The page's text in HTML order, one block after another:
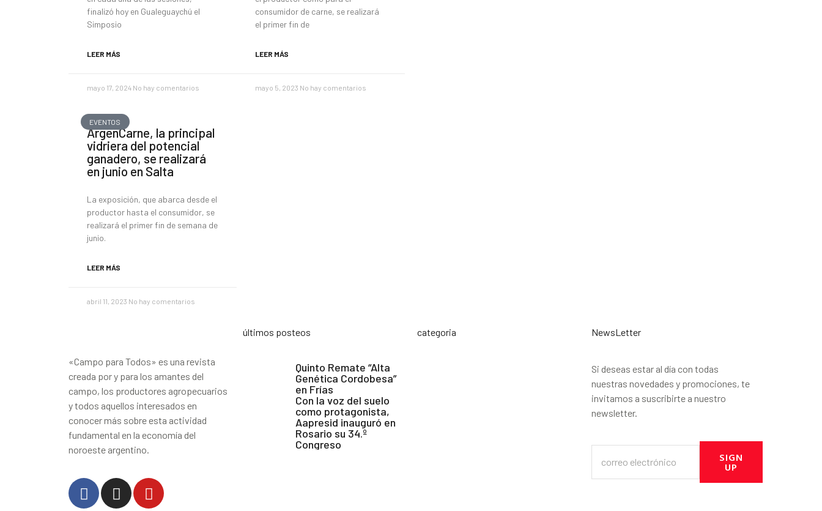
finalizó hoy en Gualeguaychú el
Simposio
LEER MÁS
mayo 17, 2024 No hay comentarios
consumidor de carne, se realizará
el primer fin de
LEER MÁS
mayo 5, 2023 No hay comentarios
EVENTOS
ArgenCarne, la principal
vidriera del potencial
ganadero, se realizará
en junio en Salta
La exposición, que abarca desde el
productor hasta el consumidor, se
realizará el primer fin de semana de
junio.
LEER MÁS
abril 11, 2023 No hay comentarios
«Campo para Todos» es una revista
creada por y para los amantes del
campo, los productores agropecuarios
y todos aquellos interesados en
conocer más sobre esta actividad
fundamental en la economía del
noroeste argentino.
últimos posteos
Quinto Remate “Alta
Genética Cordobesa”
en Frías
Con la voz del suelo
como protagonista,
Aapresid inauguró en
Rosario su 34.º
Congreso
categoria NewsLetter
Si deseas estar al día con todas
nuestras novedades y promociones, te
invitamos a suscribirte a nuestro
newsletter.
SIGN
UP